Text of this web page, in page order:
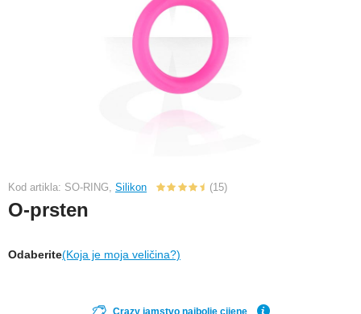
Kod artikla: SO-RING, Silikon (15)
O-prsten
Odaberite(Koja je moja veličina?)
Crazy jamstvo najbolje cijene